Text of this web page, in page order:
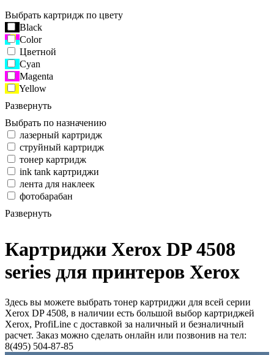
Выбрать картридж по цвету
Black
Color
Цветной
Cyan
Magenta
Yellow
Развернуть
Выбрать по назначению
лазерный картридж
струйный картридж
тонер картридж
ink tank картриджи
лента для наклеек
фотобарабан
Развернуть
Картриджи Xerox DP 4508
series для принтеров Xerox
Здесь вы можете выбрать тонер картриджи для всей серии
Xerox DP 4508, в наличии есть большой выбор картриджей
Xerox, ProfiLine с доставкой за наличный и безналичный
расчет. Заказ можно сделать онлайн или позвонив на тел:
8(495) 504-87-85